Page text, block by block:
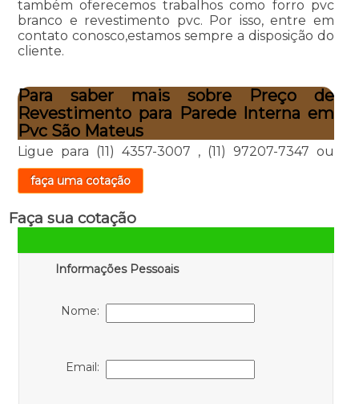
também oferecemos trabalhos como forro pvc
branco e revestimento pvc. Por isso, entre em
contato conosco,estamos sempre a disposição do
cliente.
Para saber mais sobre Preço de
Revestimento para Parede Interna em
Pvc São Mateus
Ligue para (11) 4357-3007 , (11) 97207-7347 ou
faça uma cotação
Faça sua cotação
Informações Pessoais
Nome:
Email: